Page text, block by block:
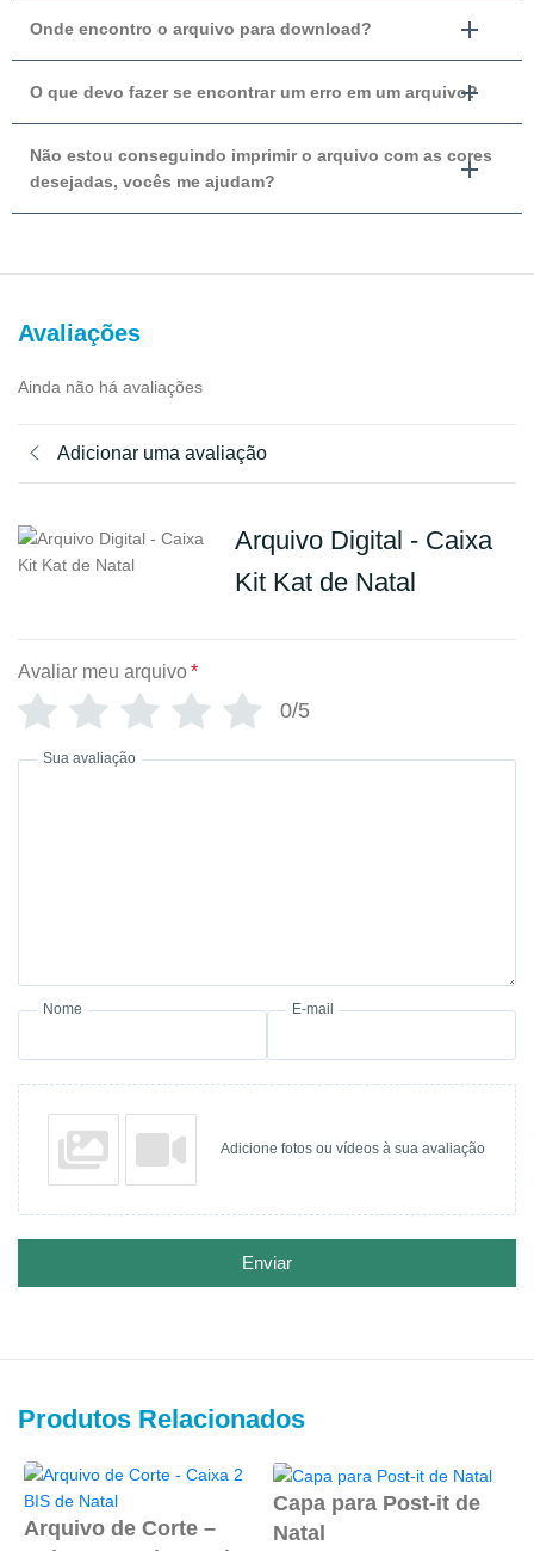
Onde encontro o arquivo para download?
O que devo fazer se encontrar um erro em um arquivo?
Não estou conseguindo imprimir o arquivo com as cores
desejadas, vocês me ajudam?
Avaliações
Ainda não há avaliações
Adicionar uma avaliação
Arquivo Digital - Caixa
Kit Kat de Natal
Avaliar meu arquivo*
0/5
Sua avaliação
Nome E-mail
Adicione fotos ou vídeos à sua avaliação
Enviar
Produtos Relacionados
Arquivo de Corte –
Capa para Post-it de
Natal